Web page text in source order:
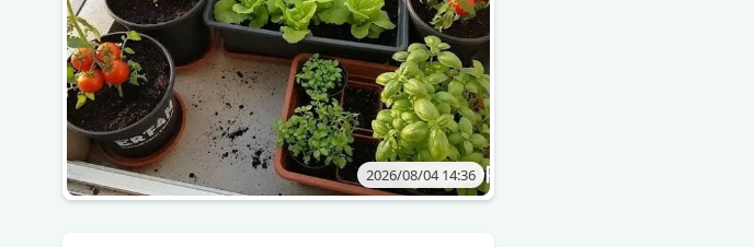
2026/08/04 14:36